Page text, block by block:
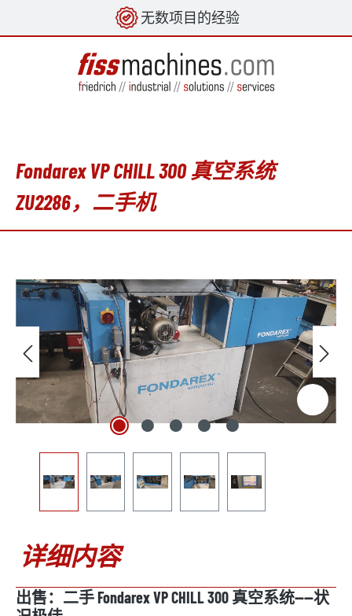
无数项目的经验
Fondarex VP CHILL 300 真空系统
ZU2286，二手机
详细内容
出售：二手 Fondarex VP CHILL 300 真空系统——状